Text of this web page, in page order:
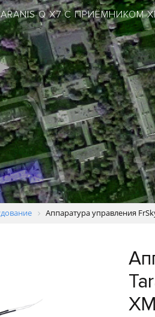
Q X7 С ПРИЁМНИКОМ
Аппаратура управления